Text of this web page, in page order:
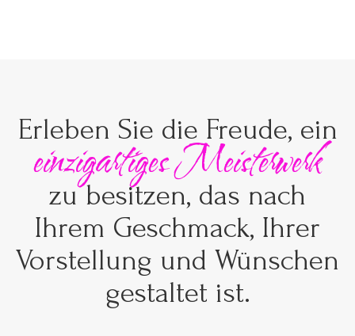
Erleben Sie die Freude, ein
einzigartiges Meisterwerk
zu besitzen, das nach
Ihrem Geschmack, Ihrer
Vorstellung und Wünschen
gestaltet ist.